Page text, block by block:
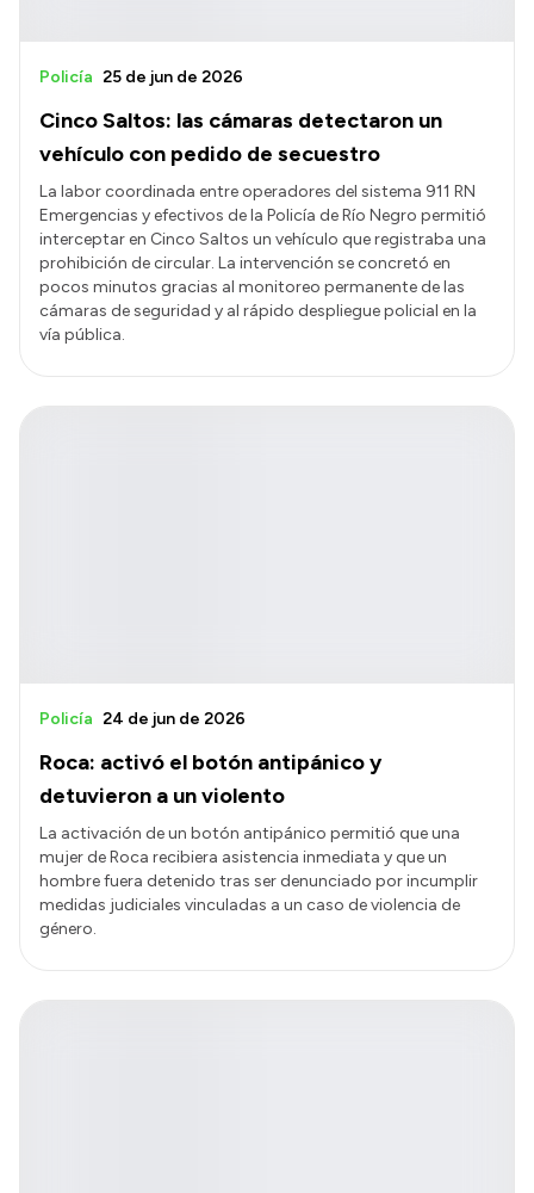
Cinco Saltos: las cámaras detectaron un
vehículo con pedido de secuestro
Policía 25 de jun de 2026
La labor coordinada entre operadores del sistema 911 RN
Emergencias y efectivos de la Policía de Río Negro permitió
interceptar en Cinco Saltos un vehículo que registraba una
prohibición de circular. La intervención se concretó en
pocos minutos gracias al monitoreo permanente de las
cámaras de seguridad y al rápido despliegue policial en la
vía pública.
Roca: activó el botón antipánico y
detuvieron a un violento
Policía 24 de jun de 2026
La activación de un botón antipánico permitió que una
mujer de Roca recibiera asistencia inmediata y que un
hombre fuera detenido tras ser denunciado por incumplir
medidas judiciales vinculadas a un caso de violencia de
género.